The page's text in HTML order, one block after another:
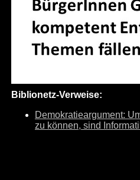
Biblionetz-Verweise:
Demokratieargument:
zu können, sind